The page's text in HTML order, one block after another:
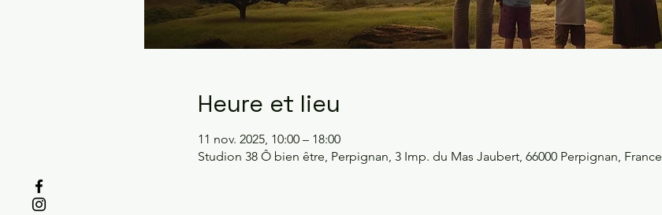
Heure et lieu
11 nov. 2025, 10:00 – 18:00
Studion 38 Ô bien être, Perpignan, 3 Imp. du Mas Jaubert, 66000 Perpignan, France